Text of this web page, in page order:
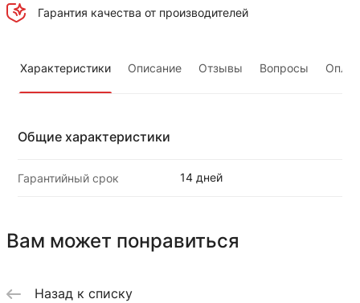
Гарантия качества от производителей
Характеристики Описание Отзывы Вопросы
Общие характеристики
Гарантийный срок 14 дней
Вам может понравиться
Назад к списку